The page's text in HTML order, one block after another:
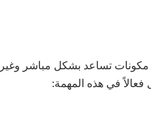
مكونات تساعد بشكل مباشر وغير
في هذه المهمة: